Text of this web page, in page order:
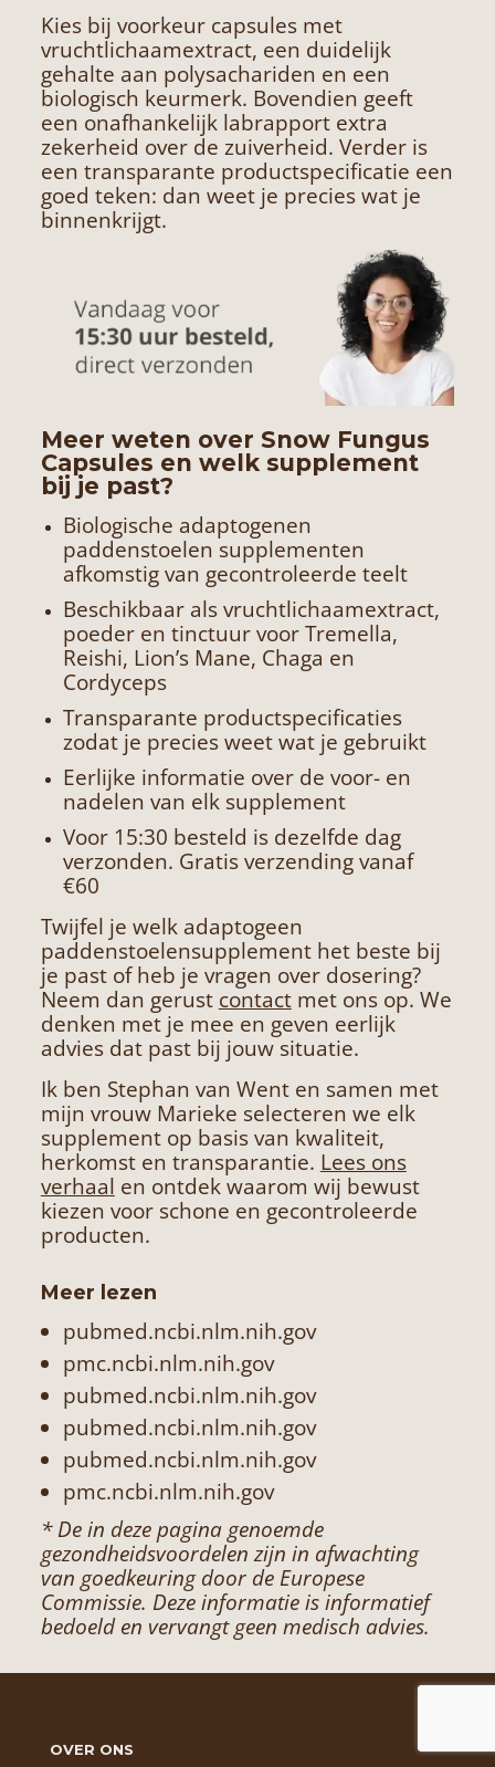
Kies bij voorkeur capsules met
vruchtlichaamextract, een duidelijk
gehalte aan polysachariden en een
biologisch keurmerk. Bovendien geeft
een onafhankelijk labrapport extra
zekerheid over de zuiverheid. Verder is
een transparante productspecificatie een
goed teken: dan weet je precies wat je
binnenkrijgt.
Meer weten over Snow Fungus
Capsules en welk supplement
bij je past?
Biologische adaptogenen
paddenstoelen supplementen
afkomstig van gecontroleerde teelt
Beschikbaar als vruchtlichaamextract,
poeder en tinctuur voor Tremella,
Reishi, Lion’s Mane, Chaga en
Cordyceps
Transparante productspecificaties
zodat je precies weet wat je gebruikt
Eerlijke informatie over de voor- en
nadelen van elk supplement
Voor 15:30 besteld is dezelfde dag
verzonden. Gratis verzending vanaf
€60
Twijfel je welk adaptogeen
paddenstoelensupplement het beste bij
je past of heb je vragen over dosering?
Neem dan gerust contactmet ons op. We
denken met je mee en geven eerlijk
advies dat past bij jouw situatie.
Ik ben Stephan van Went en samen met
mijn vrouw Marieke selecteren we elk
supplement op basis van kwaliteit,
herkomst en transparantie. Lees ons
verhaal en ontdek waarom wij bewust
kiezen voor schone en gecontroleerde
producten.
Meer lezen
pubmed.ncbi.nlm.nih.gov
pmc.ncbi.nlm.nih.gov
pubmed.ncbi.nlm.nih.gov
pubmed.ncbi.nlm.nih.gov
pubmed.ncbi.nlm.nih.gov
pmc.ncbi.nlm.nih.gov
* De in deze pagina genoemde
gezondheidsvoordelen zijn in afwachting
van goedkeuring door de Europese
Commissie. Deze informatie is informatief
bedoeld en vervangt geen medisch advies.
OVER ONS